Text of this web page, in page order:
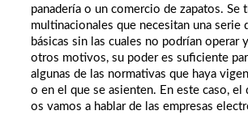
panadería o un comercio de zapatos. Se
multinacionales que necesitan una serie
básicas sin las cuales no podrían operar
otros motivos, su poder es suficiente
algunas de las normativas que haya
o en el que se asienten. En este caso, el
os vamos a hablar de las empresas